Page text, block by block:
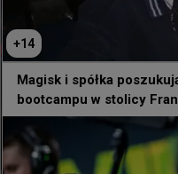
+14
Magisk i spółka
bootcampu w stolicy